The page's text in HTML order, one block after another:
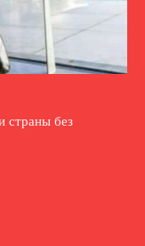
страны без